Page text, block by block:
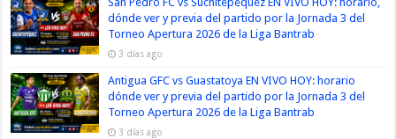
dónde ver y previa del partido por la Jornada 3 del
Torneo Apertura 2026 de la Liga Bantrab
3 días ago
Antigua GFC vs Guastatoya EN VIVO HOY: horario
dónde ver y previa del partido por la Jornada 3 del
Torneo Apertura 2026 de la Liga Bantrab
3 días ago